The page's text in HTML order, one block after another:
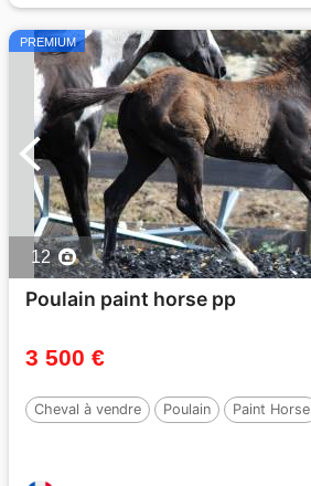
PREMIUM
12
Poulain paint horse pp
3 500 €
Cheval à vendre Poulain Paint Horse